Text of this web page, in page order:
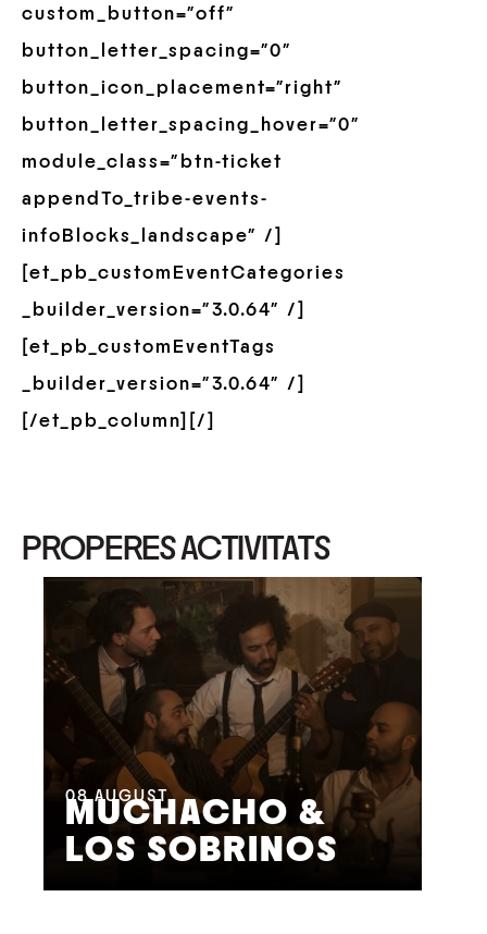
custom_button=”off”
button_letter_spacing=”0″
button_icon_placement=”right”
button_letter_spacing_hover=”0″
module_class=”btn-ticket
appendTo_tribe-events-
infoBlocks_landscape” /]
[et_pb_customEventCategories
_builder_version=”3.0.64″ /]
[et_pb_customEventTags
_builder_version=”3.0.64″ /]
[/et_pb_column][/]
PROPERES ACTIVITATS
08 AUGUST
MUCHACHO &
LOS SOBRINOS